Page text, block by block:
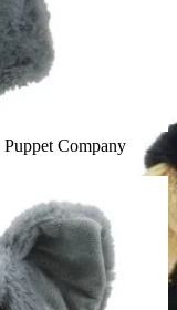
Company